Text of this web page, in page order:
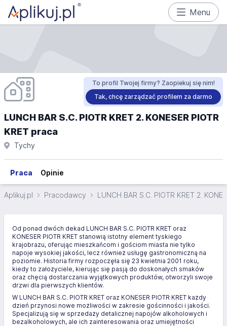
Menu
To profil Twojej firmy? Zaopiekuj się nim!
Tak, chcę zarządzać profilem za darmo
LUNCH BAR S.C. PIOTR KRET 2. KONESER PIOTR
KRET praca
Tychy
Praca Opinie
Aplikuj.pl Pracodawcy LUNCH BAR S.C. PIOTR KRET 2.
Od ponad dwóch dekad LUNCH BAR S.C. PIOTR KRET oraz
KONESER PIOTR KRET stanowią istotny element tyskiego
krajobrazu, oferując mieszkańcom i gościom miasta nie tylko
napoje wysokiej jakości, lecz również usługę gastronomiczną na
poziomie. Historia firmy rozpoczęła się 23 kwietnia 2001 roku,
kiedy to założyciele, kierując się pasją do doskonałych smaków
oraz chęcią dostarczania wyjątkowych produktów, otworzyli swoje
drzwi dla pierwszych klientów.
W LUNCH BAR S.C. PIOTR KRET oraz KONESER PIOTR KRET każdy
dzień przynosi nowe możliwości w zakresie gościnności i jakości.
Specjalizują się w sprzedaży detalicznej napojów alkoholowych i
bezalkoholowych, ale ich zainteresowania oraz umiejętności